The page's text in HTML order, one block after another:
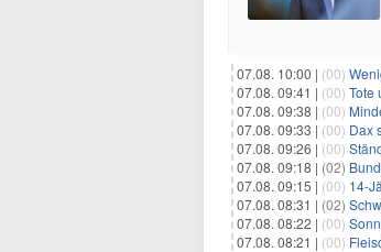
07.08. 10:00 | (00)
07.08. 09:41 | (00) Tote
07.08. 09:38 | (00)
07.08. 09:33 | (00) Dax
07.08. 09:26 | (00)
07.08. 09:18 | (02)
07.08. 09:15 | (00) 14-
07.08. 08:31 | (02)
07.08. 08:22 | (00)
07.08. 08:21 | (00)